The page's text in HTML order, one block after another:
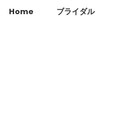
Home ブライダル